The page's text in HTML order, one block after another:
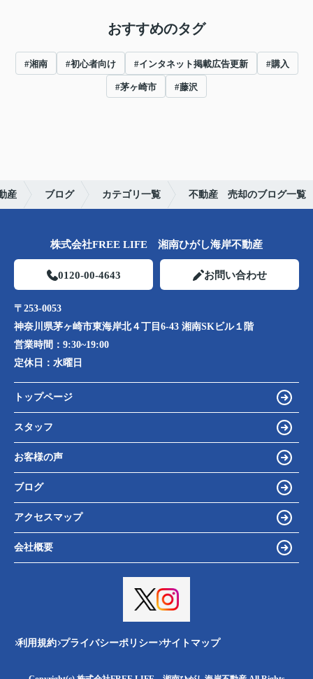
おすすめのタグ
#湘南 #初心者向け #インタネット掲載広告更新 #購入
#茅ヶ崎市 #藤沢
産 ブログ カテゴリ一覧 不動産 売却のブログ一覧
株式会社FREE LIFE 湘南ひがし海岸不動産
0120-00-4643 お問い合わせ
〒253-0053
神奈川県茅ヶ崎市東海岸北４丁目6-43 湘南SKビル１階
営業時間： 9:30~19:00
定休日： 水曜日
トップページ
スタッフ
お客様の声
ブログ
アクセスマップ
会社概要
利用規約 プライバシーポリシー サイトマップ